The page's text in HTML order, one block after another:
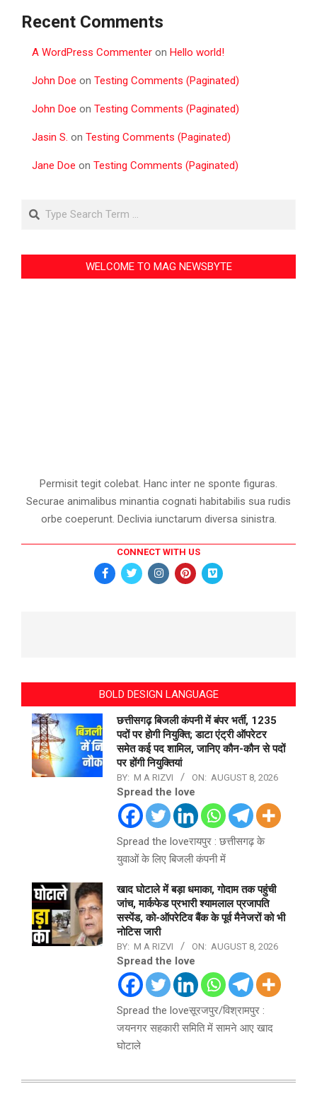
Recent Comments
A WordPress Commenter on Hello world!
John Doe on Testing Comments (Paginated)
John Doe on Testing Comments (Paginated)
Jasin S. on Testing Comments (Paginated)
Jane Doe on Testing Comments (Paginated)
Search
WELCOME TO MAG NEWSBYTE
Permisit tegit colebat. Hanc inter ne sponte figuras.
Securae animalibus minantia cognati habitabilis sua rudis
orbe coeperunt. Declivia iunctarum diversa sinistra.
CONNECT WITH US
BOLD DESIGN LANGUAGE
छत्तीसगढ़ बिजली कंपनी में बंपर भर्ती, 1235
पदों पर होगी नियुक्ति; डाटा एंट्री ऑपरेटर
समेत कई पद शामिल, जानिए कौन-कौन से पदों
पर होंगी नियुक्तियां
BY: M A RIZVI ON: AUGUST 8, 2026
Spread the love
Spread the loveरायपुर : छत्तीसगढ़ के
युवाओं के लिए बिजली कंपनी में
खाद घोटाले में बड़ा धमाका, गोदाम तक पहुंची
जांच, मार्कफेड प्रभारी श्यामलाल प्रजापति
सस्पेंड, को-ऑपरेटिव बैंक के पूर्व मैनेजरों को भी
नोटिस जारी
BY: M A RIZVI ON: AUGUST 8, 2026
Spread the love
Spread the loveसूरजपुर/विश्रामपुर :
जयनगर सहकारी समिति में सामने आए खाद
घोटाले